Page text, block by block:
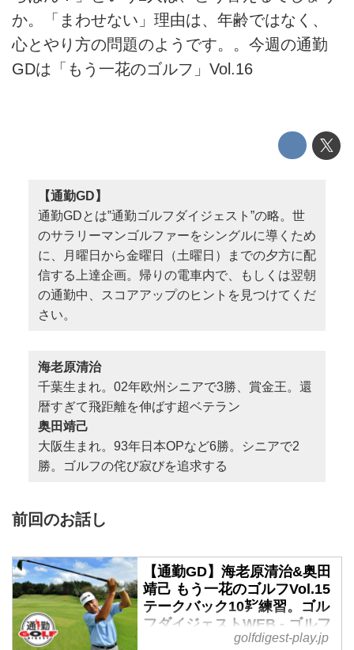
か。「まわせない」理由は、年齢ではなく、
心とやり方の問題のようです。。今週の通勤
GDは「もう一花のゴルフ」Vol.16
【通勤GD】
通勤GDとは‟通勤ゴルフダイジェスト”の略。世
のサラリーマンゴルファーをシングルに導くため
に、月曜日から金曜日（土曜日）までの夕方に配
信する上達企画。帰りの電車内で、もしくは翌朝
の通勤中、スコアアップのヒントを見つけてくだ
さい。
海老原清治
千葉生まれ。02年欧州シニアで3勝、賞金王。還
暦すぎて飛距離を伸ばす超ベテラン
奥田靖己
大阪生まれ。93年日本OPなど6勝。シニアで2
勝。ゴルフの侘び寂びを追求する
前回のお話し
【通勤GD】海老原清治&奥田
靖己 もう一花のゴルフVol.15
テークバック10㌢練習。ゴル
フダイジェストWEB - ゴルフ
へ行こうWEB by ゴルフダイ
golfdigest-play.jp